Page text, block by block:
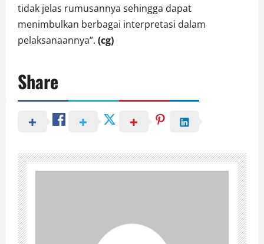
tidak jelas rumusannya sehingga dapat
menimbulkan berbagai interpretasi dalam
pelaksanaannya”. (cg)
Share